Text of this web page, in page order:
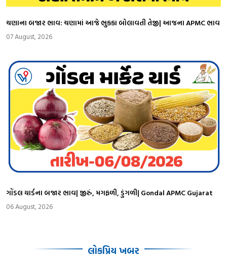
ચણાના બજાર ભાવ: ચણામાં આજે ભુકકા બોલાવતી તેજી| આજના APMC ભાવ
07 August, 2026
ગોંડલ યાર્ડના બજાર ભાવ| જીરું, મગફળી, ડુંગળી| Gondal APMC Gujarat
06 August, 2026
લોકપ્રિય ખબર